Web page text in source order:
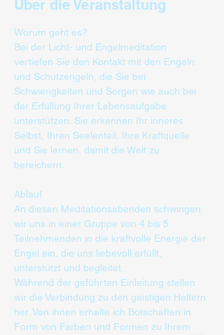
Über die Veranstaltung
Worum geht es?
Bei der Licht- und Engelmeditation
vertiefen Sie den Kontakt mit den Engeln
und Schutzengeln, die Sie bei
Schwierigkeiten und Sorgen wie auch bei
der Erfüllung Ihrer Lebensaufgabe
unterstützen. Sie erkennen Ihr inneres
Selbst, Ihren Seelenteil, Ihre Kraftquelle
und Sie lernen, damit die Welt zu
bereichern.
Ablauf
An diesen Meditationsabenden schwingen
wir uns in einer Gruppe von 4 bis 5
Teilnehmenden in die kraftvolle Energie der
Engel ein, die uns liebevoll erfüllt,
unterstützt und begleitet.
Während der geführten Einleitung stellen
wir die Verbindung zu den geistigen Helfern
her. Von ihnen erhalte ich Botschaften in
Form von Farben und Formen zu Ihrem